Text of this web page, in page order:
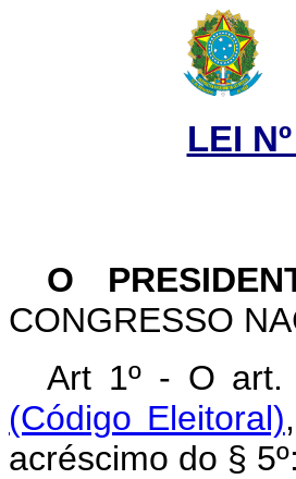
LEI
O
CONGRESSO
Art 1º - O art.
(Código Eleitoral)
acréscimo do § 5º: